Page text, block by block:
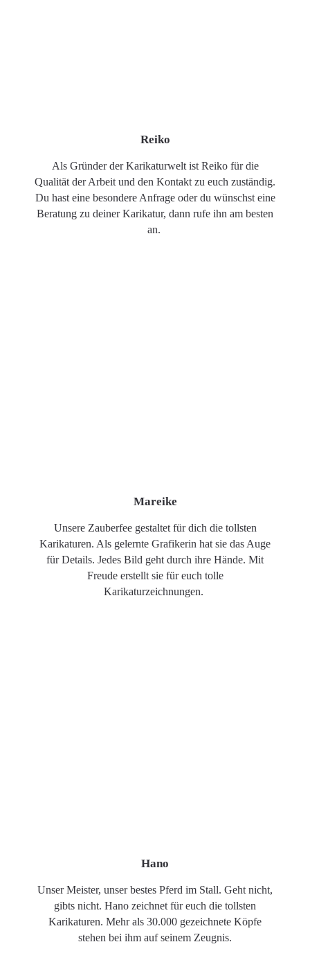
Reiko
Als Gründer der Karikaturwelt ist Reiko für die
Qualität der Arbeit und den Kontakt zu euch zuständig.
Du hast eine besondere Anfrage oder du wünschst eine
Beratung zu deiner Karikatur, dann rufe ihn am besten
an.
Mareike
Unsere Zauberfee gestaltet für dich die tollsten
Karikaturen. Als gelernte Grafikerin hat sie das Auge
für Details. Jedes Bild geht durch ihre Hände. Mit
Freude erstellt sie für euch tolle
Karikaturzeichnungen.
Hano
Unser Meister, unser bestes Pferd im Stall. Geht nicht,
gibts nicht. Hano zeichnet für euch die tollsten
Karikaturen. Mehr als 30.000 gezeichnete Köpfe
stehen bei ihm auf seinem Zeugnis.